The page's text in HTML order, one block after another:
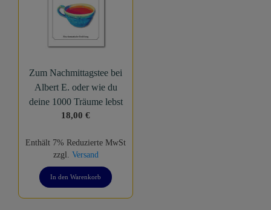
Zum Nachmittagstee bei
Albert E. oder wie du
deine 1000 Träume lebst
18,00€
Enthält 7% Reduzierte MwSt
zzgl. Versand
In den Warenkorb